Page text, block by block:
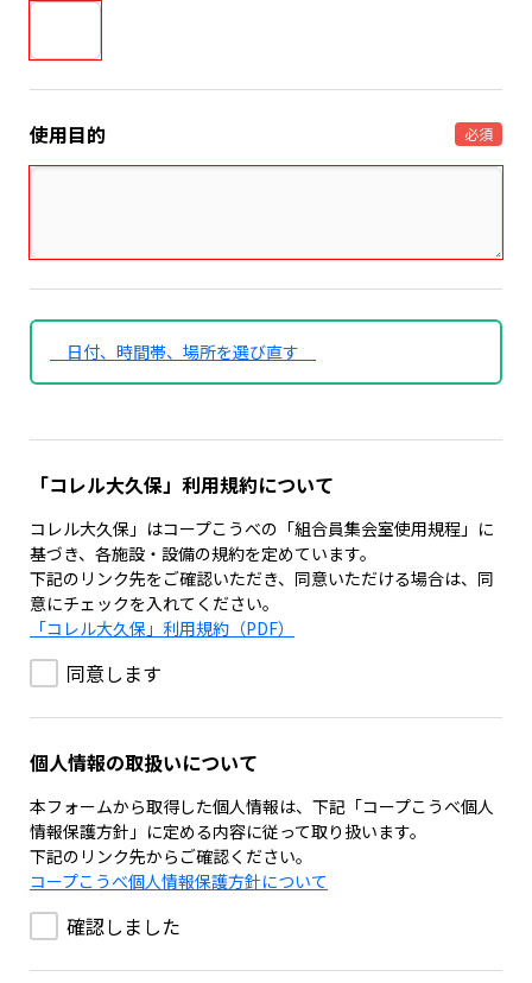
使用目的 必須
日付、時間帯、場所を選び直す
「コレル大久保」利用規約について
コレル大久保」はコープこうべの「組合員集会室使用規程」に
基づき、各施設・設備の規約を定めています。
下記のリンク先をご確認いただき、同意いただける場合は、同
意にチェックを入れてください。
「コレル大久保」利用規約（PDF）
同意します
個人情報の取扱いについて
本フォームから取得した個人情報は、下記「コープこうべ個人
情報保護方針」に定める内容に従って取り扱います。
下記のリンク先からご確認ください。
コープこうべ個人情報保護方針について
確認しました